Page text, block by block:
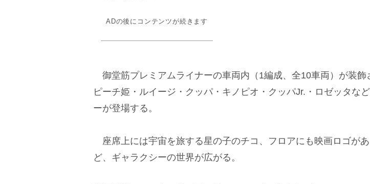
ADの後にコンテンツが続きます
御堂筋プレミアムライナーの車両内（1編成、全10車両）が装飾
ピーチ姫・ルイージ・クッパ・キノピオ・クッパJr.・ロゼッタな
ーが登場する。
座席上には宇宙を旅する星の子のチコ、フロアにも映画ロゴが
ど、ギャラクシーの世界が広がる。